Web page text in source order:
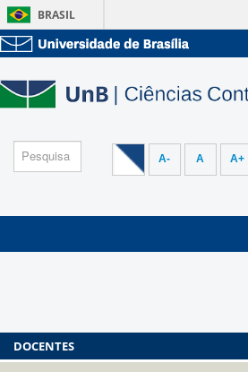
BRASIL
A- A A+
DOCENTES